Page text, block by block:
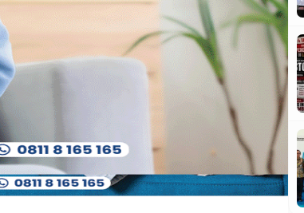
Drs. Frederik Kalalembang
dalam acara pembukaan Sidang
Am XXVI Gereja Toraja yang
di Luwu Convention Center
Palopo […]